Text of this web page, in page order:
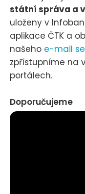
státní správa a
uloženy v
aplikace ČTK a
našeho e-mail
zpřístupníme na
portálech.
Doporučujeme